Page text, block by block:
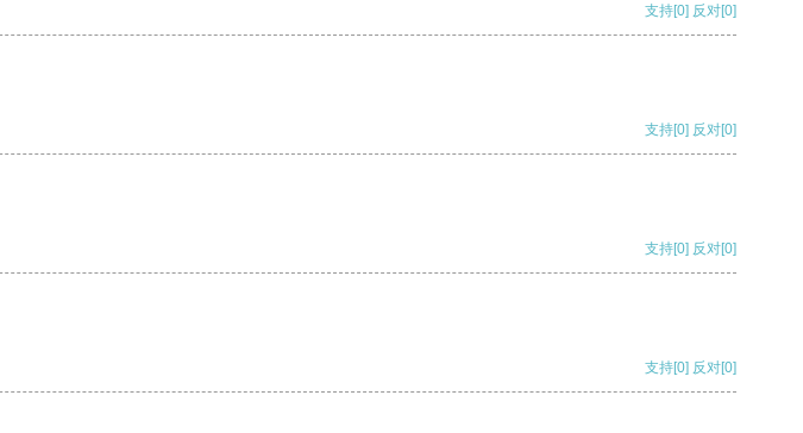
支持[0] 反对[0]
支持[0] 反对[0]
支持[0] 反对[0]
支持[0] 反对[0]